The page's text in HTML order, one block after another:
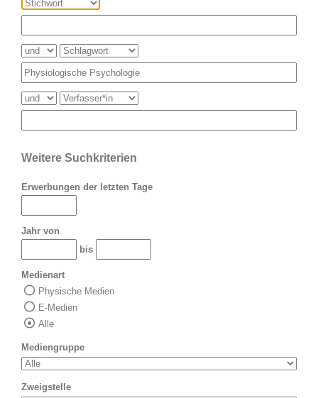
Weitere Suchkriterien
Erwerbungen der letzten Tage
Jahr von
bis
Medienart
Physische Medien
E-Medien
Alle
Mediengruppe
Zweigstelle